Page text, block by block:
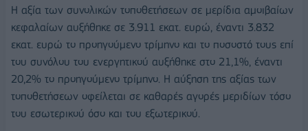
Η αξία των συνολικών τοποθετήσεων σε μερίδια αμοιβαίων
κεφαλαίων αυξήθηκε σε 3.911 εκατ. ευρώ, έναντι 3.832
εκατ. ευρώ το προηγούμενο τρίμηνο και το ποσοστό τους επί
του συνόλου του ενεργητικού αυξήθηκε στο 21,1%, έναντι
20,2% το προηγούμενο τρίμηνο. Η αύξηση της αξίας των
τοποθετήσεων οφείλεται σε καθαρές αγορές μεριδίων τόσο
του εσωτερικού όσο και του εξωτερικού.